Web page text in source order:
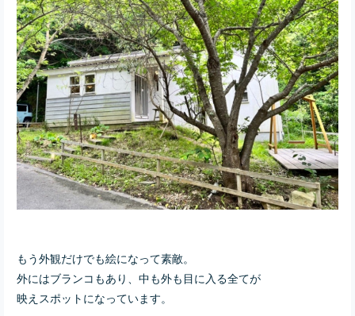
もう外観だけでも絵になって素敵。
外にはブランコもあり、中も外も目に入る全てが
映えスポットになっています。